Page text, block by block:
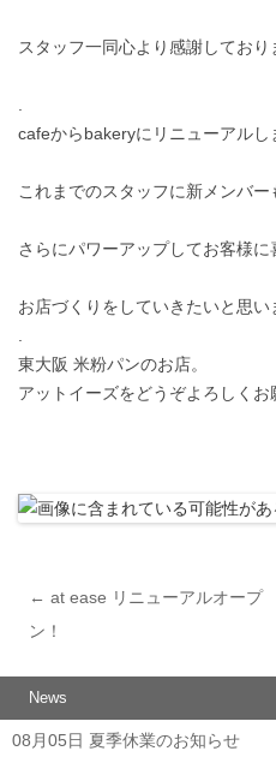
スタッフ一同心より感謝しており
cafeからbakeryにリニューアルし
これまでのスタッフに新メンバー
さらにパワーアップしてお客様に
お店づくりをしていきたいと思い
東大阪 米粉パンのお店。
アットイーズをどうぞよろしくお
← at ease リニューアルオープ
ン！
News
08月05日 夏季休業のお知らせ